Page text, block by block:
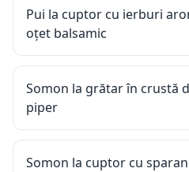
Pui la cuptor cu ierburi
oțet balsamic
Somon la grătar în crustă
piper
Somon la cuptor cu